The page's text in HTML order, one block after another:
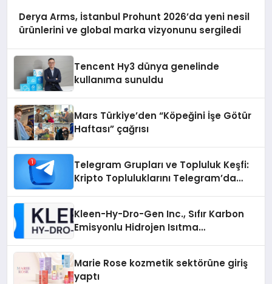
Derya Arms, İstanbul Prohunt 2026’da yeni nesil
ürünlerini ve global marka vizyonunu sergiledi
Tencent Hy3 dünya genelinde
kullanıma sunuldu
Mars Türkiye’den “Köpeğini İşe Götür
Haftası” çağrısı
Telegram Grupları ve Topluluk Keşfi:
Kripto Topluluklarını Telegram’da
Kleen-Hy-Dro-Gen Inc., Sıfır Karbon
Emisyonlu Hidrojen Isıtma
Marie Rose kozmetik sektörüne giriş
yaptı